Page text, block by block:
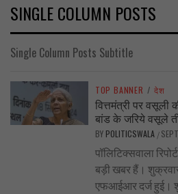
SINGLE COLUMN POSTS
Single Column Posts Subtitle
TOP BANNER / देश
वित्तमंत्री पर
बांड के जरिये वसूले
BY POLITICSWALA /
पॉलिटिक्सवाला
बड़ी खबर हैं।
एफआईआर दर्ज हुई।